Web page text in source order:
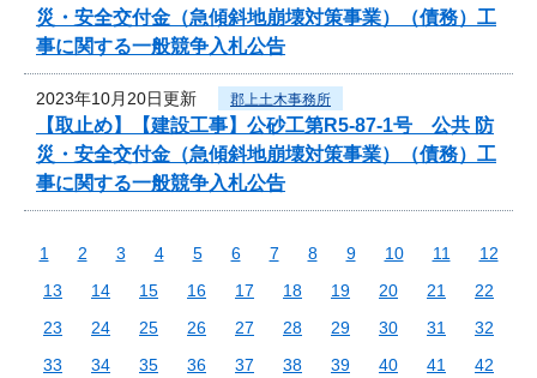
災・安全交付金（急傾斜地崩壊対策事業）（債務）工
事に関する一般競争入札公告
2023年10月20日更新 郡上土木事務所
【取止め】【建設工事】公砂工第R5-87-1号 公共 防
災・安全交付金（急傾斜地崩壊対策事業）（債務）工
事に関する一般競争入札公告
1 2 3 4 5 6 7 8 9 10 11
12
13
14 15 16 17 18 19 20 21
22
23
24 25 26 27 28 29 30 31
32
33
34 35 36 37 38 39 40 41
42